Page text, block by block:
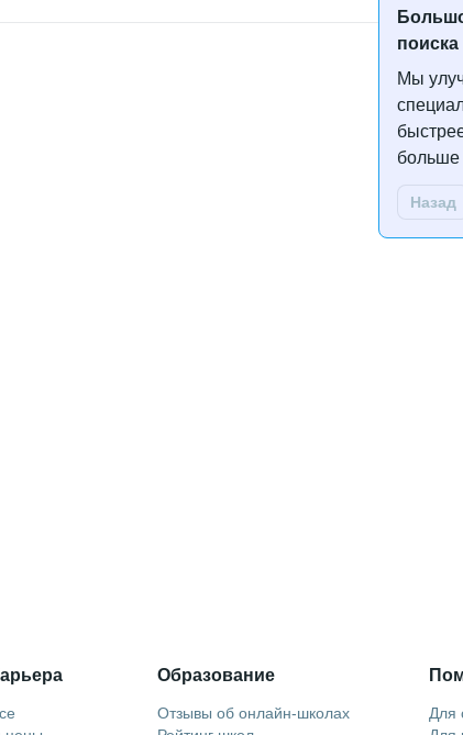
поиска
Мы
больше
Назад
Образование
Отзывы об онлайн-школах
Для